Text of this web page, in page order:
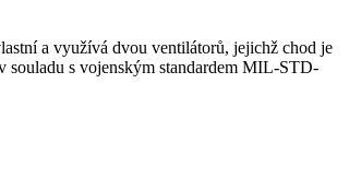
a využívá dvou ventilátorů, jejichž chod je
souladu s vojenským standardem MIL-STD-